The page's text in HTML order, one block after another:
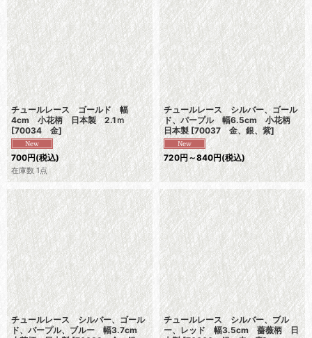
チュールレース ゴールド 幅
4cm 小花柄 日本製 2.1ｍ
[70034 金]
700円(税込)
在庫数 1点
チュールレース シルバー、ゴール
ド、パープル 幅6.5cm 小花柄
日本製 [70037 金、銀、紫]
720円 ～840円(税込)
チュールレース シルバー、ゴール
ド、パープル、ブルー 幅3.7cm
チュールレース シルバー、ブル
ー、レッド 幅3.5cm 薔薇柄 日